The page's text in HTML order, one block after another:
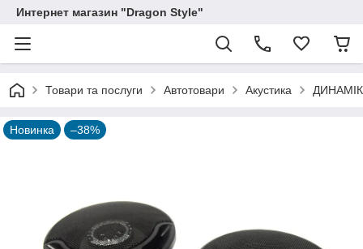
Интернет магазин "Dragon Style"
Товари та послуги Автотовари Акустика
Новинка –38%